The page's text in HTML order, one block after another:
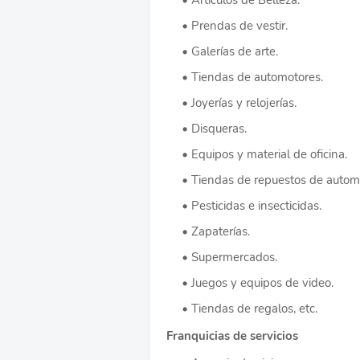
Prendas de vestir.
Galerías de arte.
Tiendas de automotores.
Joyerías y relojerías.
Disqueras.
Equipos y material de oficina.
Tiendas de repuestos de
Pesticidas e insecticidas.
Zapaterías.
Supermercados.
Juegos y equipos de video.
Tiendas de regalos, etc.
Franquicias de servicios